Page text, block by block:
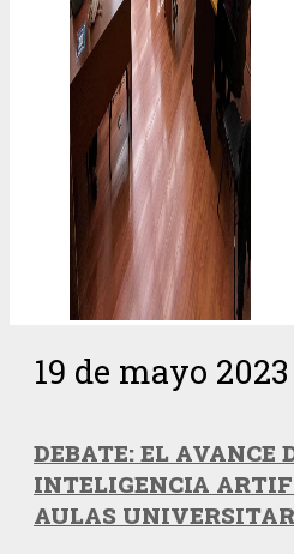
19 de mayo 2023
DEBATE: EL AVANCE
INTELIGENCIA
AULAS